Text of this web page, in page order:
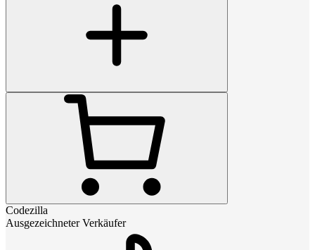
Codezilla
Ausgezeichneter Verkäufer